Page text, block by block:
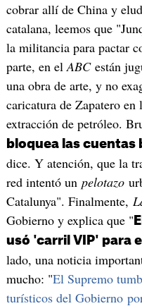
cobrar allí de China y
catalana, leemos que
la militancia para pactar
parte, en elABCestán
una obra de arte, y no
caricatura de Zapatero en
extracción de petróleo.
bloquea las cuentas
dice. Y atención, que la
red intentó un pelotazo
Catalunya". Finalmente,
Gobierno y explica que "
usó 'carril VIP' para
lado, una noticia
mucho: "El Supremo
turísticos del Gobierno